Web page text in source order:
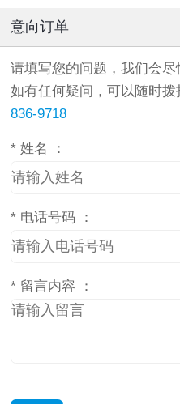
意向订单
请填写您的问题，我们会尽
如有任何疑问，可以随时拨
836-9718
* 姓名 ：
* 电话号码 ：
* 留言内容 ：